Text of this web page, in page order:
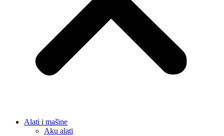
Alati i mašine
Aku alati